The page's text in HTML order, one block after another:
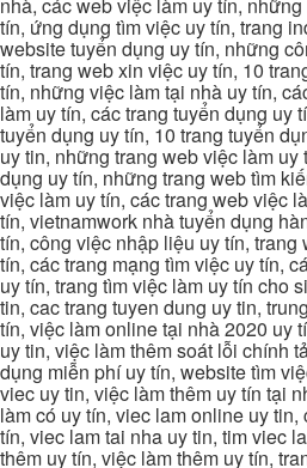
tín, ứng dụng tìm việc uy tín, trang
website tuyển dụng uy tín, những
tín, trang web xin việc uy tín, 10
tín, những việc làm tại nhà uy tín,
làm uy tín, các trang tuyển dụng uy
tuyển dụng uy tín, 10 trang tuyển
uy tin, những trang web việc làm uy
dụng uy tín, những trang web tìm
việc làm uy tín, các trang web việc
tín, vietnamwork nhà tuyển dụng
tín, công việc nhập liệu uy tín, trang
tín, các trang mạng tìm việc uy tín,
uy tín, trang tìm việc làm uy tín cho
tin, cac trang tuyen dung uy tin,
tín, việc làm online tại nhà 2020 uy
uy tin, việc làm thêm soát lỗi chính
dụng miễn phí uy tín, website tìm
viec uy tin, việc làm thêm uy tín tại
làm có uy tín, viec lam online uy
tín, viec lam tai nha uy tin, tim viec
thêm uy tín, việc làm thêm uy tín,